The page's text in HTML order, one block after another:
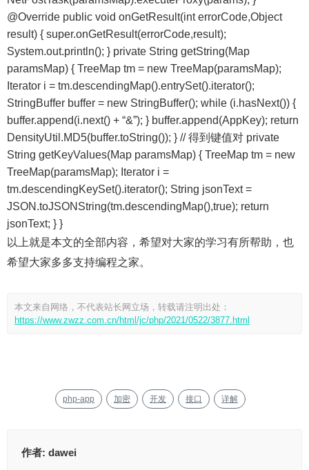
@Override public void onGetResult(int errorCode,Object
result) { super.onGetResult(errorCode,result);
System.out.println(); } private String getString(Map
paramsMap) { TreeMap tm = new TreeMap(paramsMap);
Iterator i = tm.descendingMap().entrySet().iterator();
StringBuffer buffer = new StringBuffer(); while (i.hasNext()) {
buffer.append(i.next() + “&”); } buffer.append(AppKey); return
DensityUtil.MD5(buffer.toString()); } // 得到键值对 private
String getKeyValues(Map paramsMap) { TreeMap tm = new
TreeMap(paramsMap); Iterator i =
tm.descendingKeySet().iterator(); String jsonText =
JSON.toJSONString(tm.descendingMap(),true); return
jsonText; } }
以上就是本文的全部内容，希望对大家的学习有所帮助，也
希望大家多多支持编程之家。
本文来自网络，不代表站长网立场，转载请注明出处：
https://www.zwzz.com.cn/html/jc/php/2021/0522/3877.html
php-app 加密 开发 接口 详解
作者: dawei